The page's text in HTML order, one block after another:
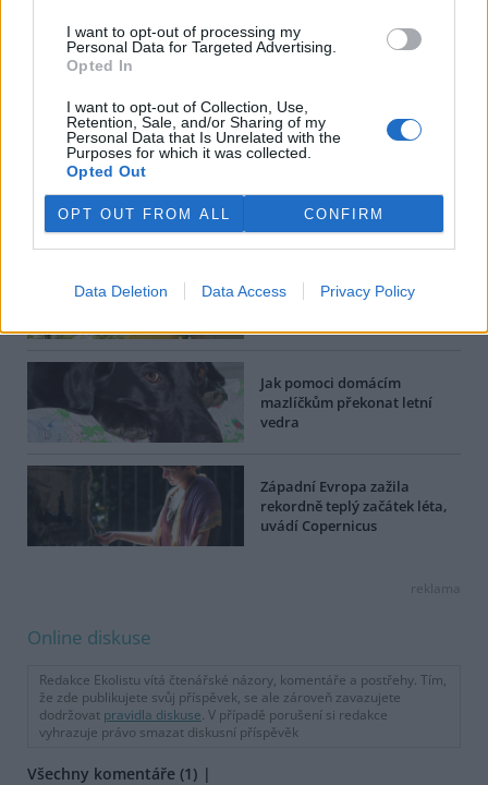
I want to opt-out of processing my
Personal Data for Targeted Advertising.
Opted In
I want to opt-out of Collection, Use,
Retention, Sale, and/or Sharing of my
Personal Data that Is Unrelated with the
Purposes for which it was collected.
Opted Out
OPT OUT FROM ALL CONFIRM
Data Deletion Data Access Privacy Policy
Další informace |
tisknout
Dále čtěte |
Web Vlny veder nově
informuje o tepelném stresu
Jak pomoci domácím
mazlíčkům překonat letní
vedra
Západní Evropa zažila
rekordně teplý začátek léta,
uvádí Copernicus
reklama
Online diskuse
Redakce Ekolistu vítá čtenářské názory, komentáře a postřehy. Tím,
že zde publikujete svůj příspěvek, se ale zároveň zavazujete
dodržovat pravidla diskuse. V případě porušení si redakce
vyhrazuje právo smazat diskusní příspěvěk
Všechny komentáře (1)